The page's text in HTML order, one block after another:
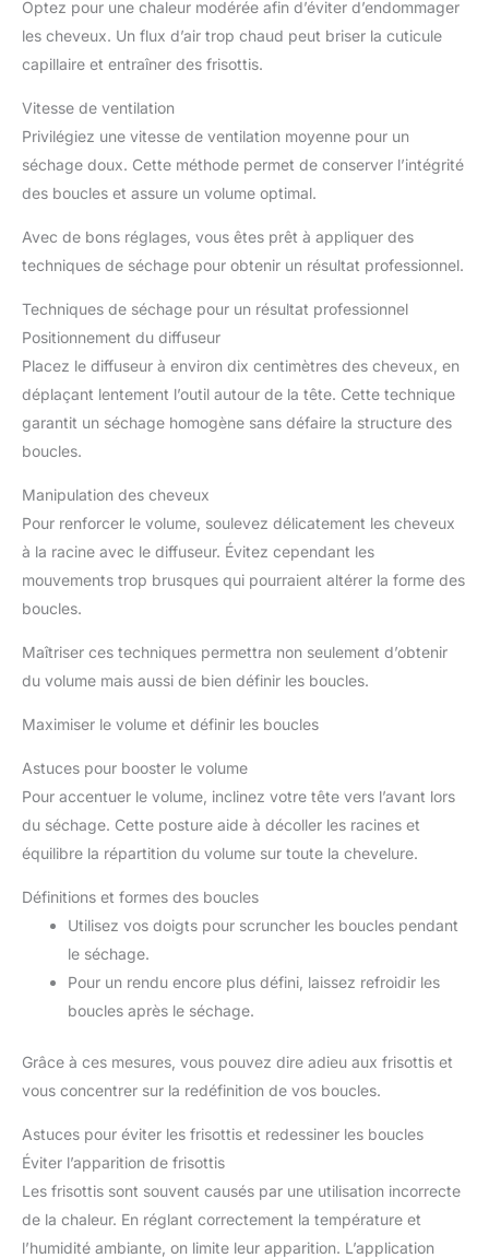
Optez pour une chaleur modérée afin d’éviter d’endommager
les cheveux. Un flux d’air trop chaud peut briser la cuticule
capillaire et entraîner des frisottis.
Vitesse de ventilation
Privilégiez une vitesse de ventilation moyenne pour un
séchage doux. Cette méthode permet de conserver l’intégrité
des boucles et assure un volume optimal.
Avec de bons réglages, vous êtes prêt à appliquer des
techniques de séchage pour obtenir un résultat professionnel.
Techniques de séchage pour un résultat professionnel
Positionnement du diffuseur
Placez le diffuseur à environ dix centimètres des cheveux, en
déplaçant lentement l’outil autour de la tête. Cette technique
garantit un séchage homogène sans défaire la structure des
boucles.
Manipulation des cheveux
Pour renforcer le volume, soulevez délicatement les cheveux
à la racine avec le diffuseur. Évitez cependant les
mouvements trop brusques qui pourraient altérer la forme des
boucles.
Maîtriser ces techniques permettra non seulement d’obtenir
du volume mais aussi de bien définir les boucles.
Maximiser le volume et définir les boucles
Astuces pour booster le volume
Pour accentuer le volume, inclinez votre tête vers l’avant lors
du séchage. Cette posture aide à décoller les racines et
équilibre la répartition du volume sur toute la chevelure.
Définitions et formes des boucles
Utilisez vos doigts pour scruncher les boucles pendant
le séchage.
Pour un rendu encore plus défini, laissez refroidir les
boucles après le séchage.
Grâce à ces mesures, vous pouvez dire adieu aux frisottis et
vous concentrer sur la redéfinition de vos boucles.
Astuces pour éviter les frisottis et redessiner les boucles
Éviter l’apparition de frisottis
Les frisottis sont souvent causés par une utilisation incorrecte
de la chaleur. En réglant correctement la température et
l’humidité ambiante, on limite leur apparition. L’application